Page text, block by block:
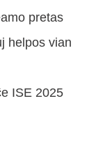
pretas
helpos vian